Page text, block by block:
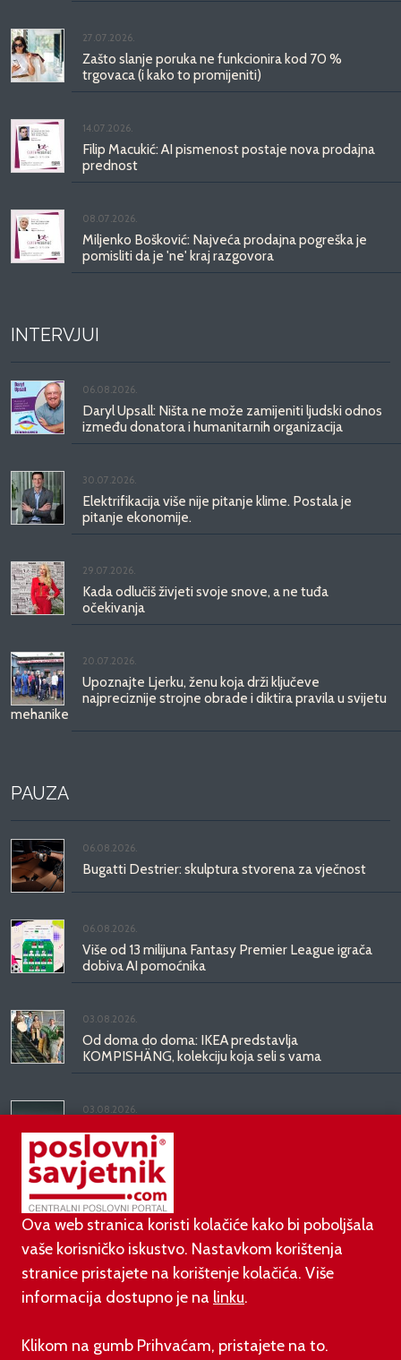
27.07.2026.
Zašto slanje poruka ne funkcionira kod 70 %
trgovaca (i kako to promijeniti)
14.07.2026.
Filip Macukić: AI pismenost postaje nova prodajna
prednost
08.07.2026.
Miljenko Bošković: Najveća prodajna pogreška je
pomisliti da je 'ne' kraj razgovora
INTERVJUI
06.08.2026.
Daryl Upsall: Ništa ne može zamijeniti ljudski odnos
između donatora i humanitarnih organizacija
30.07.2026.
Elektrifikacija više nije pitanje klime. Postala je
pitanje ekonomije.
29.07.2026.
Kada odlučiš živjeti svoje snove, a ne tuđa
očekivanja
20.07.2026.
Upoznajte Ljerku, ženu koja drži ključeve
najpreciznije strojne obrade i diktira pravila u svijetu
mehanike
PAUZA
06.08.2026.
Bugatti Destrier: skulptura stvorena za vječnost
06.08.2026.
Više od 13 milijuna Fantasy Premier League igrača
dobiva AI pomoćnika
03.08.2026.
Od doma do doma: IKEA predstavlja
KOMPISHÄNG, kolekciju koja seli s vama
03.08.2026.
Kineski BYD predstavio luksuznu limuzinu veću od
Mercedesove S-klase, obećava domet do 1.000
kilometara
Ova web stranica koristi kolačiće kako bi poboljšala
vaše korisničko iskustvo. Nastavkom korištenja
stranice pristajete na korištenje kolačića. Više
informacija dostupno je na linku.
Klikom na gumb Prihvaćam, pristajete na to.